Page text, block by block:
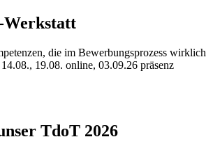
die im Bewerbungsprozess wirklich
19.08. online, 03.09.26 präsenz
TdoT 2026